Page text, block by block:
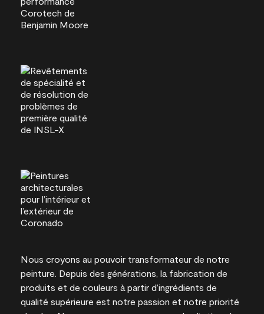
Nous croyons au pouvoir transformateur de notre
peinture. Depuis des générations, la fabrication de
produits et de couleurs à partir d’ingrédients de
qualité supérieure est notre passion et notre priorité